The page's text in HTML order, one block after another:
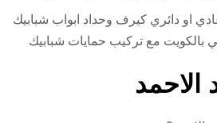
او دائري كيرف وحداد ابواب شبابيك
بالكويت مع تركيب حمايات شبابيك
الاحمد